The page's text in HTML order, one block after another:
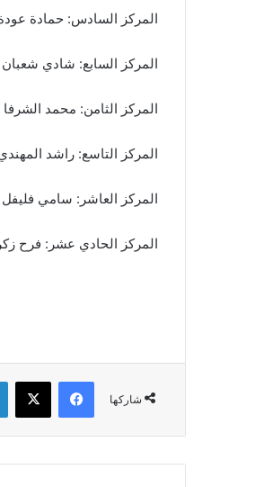
المركز السادس: حمادة عودة
المركز السابع: شادي شعبان
المركز الثامن: محمد الشرفا
المركز التاسع: راشد المهندي (قطر)
المركز العاشر: سامي فليفل
المركز الحادي عشر: فرح زكريا
شاركها
فيسبوك